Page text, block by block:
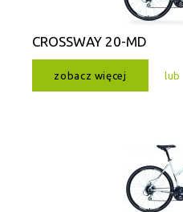
CROSSWAY 20-MD
zobacz więcej lub